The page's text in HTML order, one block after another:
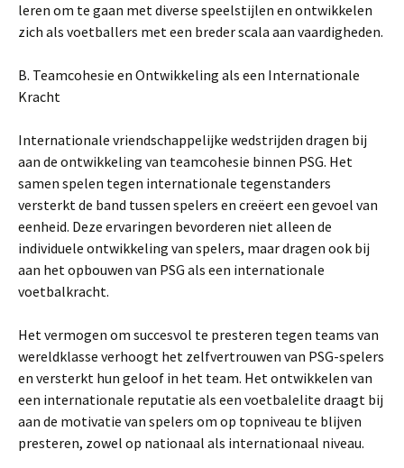
leren om te gaan met diverse speelstijlen en ontwikkelen
zich als voetballers met een breder scala aan vaardigheden.
B. Teamcohesie en Ontwikkeling als een Internationale
Kracht
Internationale vriendschappelijke wedstrijden dragen bij
aan de ontwikkeling van teamcohesie binnen PSG. Het
samen spelen tegen internationale tegenstanders
versterkt de band tussen spelers en creëert een gevoel van
eenheid. Deze ervaringen bevorderen niet alleen de
individuele ontwikkeling van spelers, maar dragen ook bij
aan het opbouwen van PSG als een internationale
voetbalkracht.
Het vermogen om succesvol te presteren tegen teams van
wereldklasse verhoogt het zelfvertrouwen van PSG-spelers
en versterkt hun geloof in het team. Het ontwikkelen van
een internationale reputatie als een voetbalelite draagt bij
aan de motivatie van spelers om op topniveau te blijven
presteren, zowel op nationaal als internationaal niveau.